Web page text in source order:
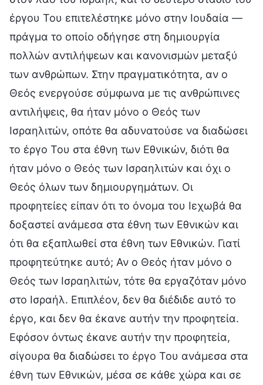
έργου Του επιτελέστηκε μόνο στην Ιουδαία —
πράγμα το οποίο οδήγησε στη δημιουργία
πολλών αντιλήψεων και κανονισμών μεταξύ
των ανθρώπων. Στην πραγματικότητα, αν ο
Θεός ενεργούσε σύμφωνα με τις ανθρώπινες
αντιλήψεις, θα ήταν μόνο ο Θεός των
Ισραηλιτών, οπότε θα αδυνατούσε να διαδώσει
το έργο Του στα έθνη των Εθνικών, διότι θα
ήταν μόνο ο Θεός των Ισραηλιτών και όχι ο
Θεός όλων των δημιουργημάτων. Οι
προφητείες είπαν ότι το όνομα του Ιεχωβά θα
δοξαστεί ανάμεσα στα έθνη των Εθνικών και
ότι θα εξαπλωθεί στα έθνη των Εθνικών. Γιατί
προφητεύτηκε αυτό; Αν ο Θεός ήταν μόνο ο
Θεός των Ισραηλιτών, τότε θα εργαζόταν μόνο
στο Ισραήλ. Επιπλέον, δεν θα διέδιδε αυτό το
έργο, και δεν θα έκανε αυτήν την προφητεία.
Εφόσον όντως έκανε αυτήν την προφητεία,
σίγουρα θα διαδώσει το έργο Του ανάμεσα στα
έθνη των Εθνικών, μέσα σε κάθε χώρα και σε